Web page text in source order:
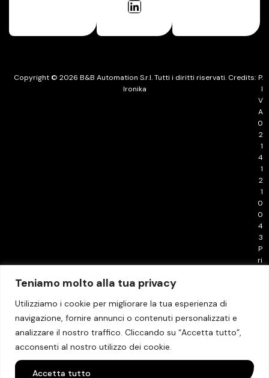
Teniamo molto alla tua privacy
Utilizziamo i cookie per migliorare la tua esperienza di
navigazione, fornire annunci o contenuti personalizzati e
analizzare il nostro traffico. Cliccando su “Accetta tutto”,
acconsenti al nostro utilizzo dei cookie.
Accetta tutto
Copyright © 2026 B&B Automation S.r.l. Tutti i diritti riservati. Credits:
Ironika
P.
I
V
A
0
2
1
4
1
2
1
0
0
4
3
P
ri